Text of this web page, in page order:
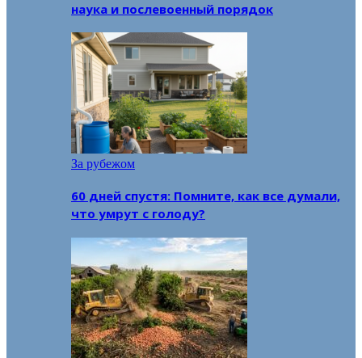
наука и послевоенный порядок
За рубежом
60 дней спустя: Помните, как все думали,
что умрут с голоду?